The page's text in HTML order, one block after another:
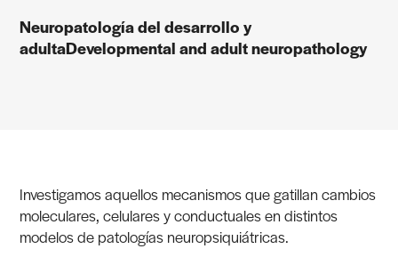
Neuropatología del desarrollo y
adultaDevelopmental and adult neuropathology
Investigamos aquellos mecanismos que gatillan cambios
moleculares, celulares y conductuales en distintos
modelos de patologías neuropsiquiátricas.